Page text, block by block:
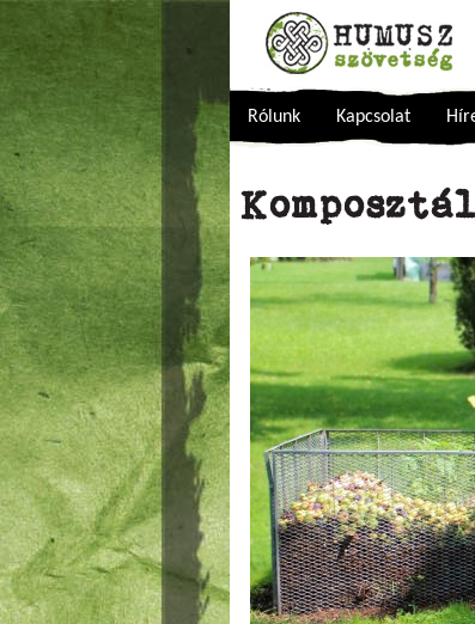
Rólunk Kapcsolat